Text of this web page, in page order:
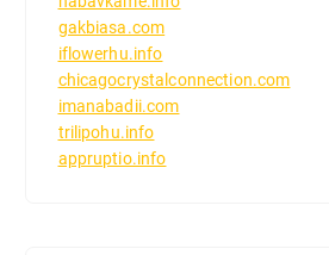
gakbiasa.com
iflowerhu.info
chicagocrystalconnection.com
imanabadii.com
trilipohu.info
appruptio.info